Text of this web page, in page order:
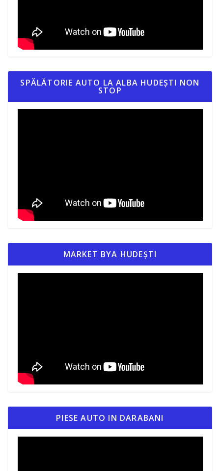
SPĂLĂTORIE AUTO LA ALBA HUDEȘTI NON
STOP
MARKET BYA HUDEȘTI
PIESE AUTO IN DARABANI